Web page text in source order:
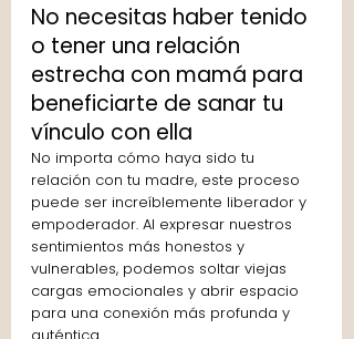
No necesitas haber tenido
o tener una relación
estrecha con mamá para
beneficiarte de sanar tu
vínculo con ella
No importa cómo haya sido tu
relación con tu madre, este proceso
puede ser increíblemente liberador y
empoderador. Al expresar nuestros
sentimientos más honestos y
vulnerables, podemos soltar viejas
cargas emocionales y abrir espacio
para una conexión más profunda y